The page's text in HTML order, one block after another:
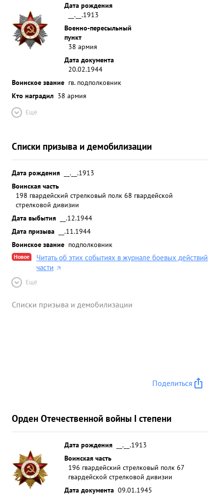
Дата рождения
__.__.1913
Военно-пересыльный
пункт
38 армия
Дата документа
20.02.1944
Воинское звание гв. подполковник
Кто наградил 38 армия
Ещё
Списки призыва и демобилизации
Дата рождения
__.__.1913
Воинская часть
198 гвардейский стрелковый полк 68 гвардейской
стрелковой дивизии
Дата выбытия
__.12.1944
Дата призыва
__.11.1944
Воинское звание подполковник
Новое
Читать об этих событиях в журнале боевых действий
части
Ещё
Списки призыва и демобилизации
Поделиться
Орден Отечественной войны I степени
Дата рождения
__.__.1913
Воинская часть
196 гвардейский стрелковый полк 67
гвардейской стрелковой дивизии
Дата документа 09.01.1945